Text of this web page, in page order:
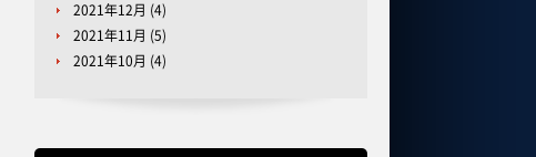
2021年12月 (4)
2021年11月 (5)
2021年10月 (4)